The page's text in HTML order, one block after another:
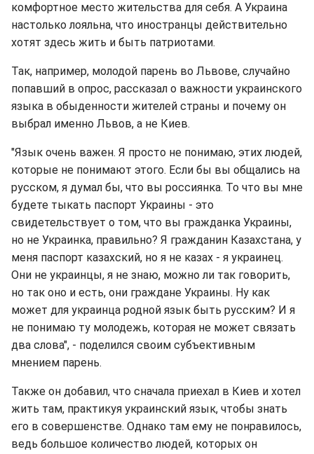
комфортное место жительства для себя. А Украина
настолько лояльна, что иностранцы действительно
хотят здесь жить и быть патриотами.
Так, например, молодой парень во Львове, случайно
попавший в опрос, рассказал о важности украинского
языка в обыденности жителей страны и почему он
выбрал именно Львов, а не Киев.
"Язык очень важен. Я просто не понимаю, этих людей,
которые не понимают этого. Если бы вы общались на
русском, я думал бы, что вы россиянка. То что вы мне
будете тыкать паспорт Украины - это
свидетельствует о том, что вы гражданка Украины,
но не Украинка, правильно? Я гражданин Казахстана, у
меня паспорт казахский, но я не казах - я украинец.
Они не украинцы, я не знаю, можно ли так говорить,
но так оно и есть, они граждане Украины. Ну как
может для украинца родной язык быть русским? И я
не понимаю ту молодежь, которая не может связать
два слова", - поделился своим субъективным
мнением парень.
Также он добавил, что сначала приехал в Киев и хотел
жить там, практикуя украинский язык, чтобы знать
его в совершенстве. Однако там ему не понравилось,
ведь большое количество людей, которых он